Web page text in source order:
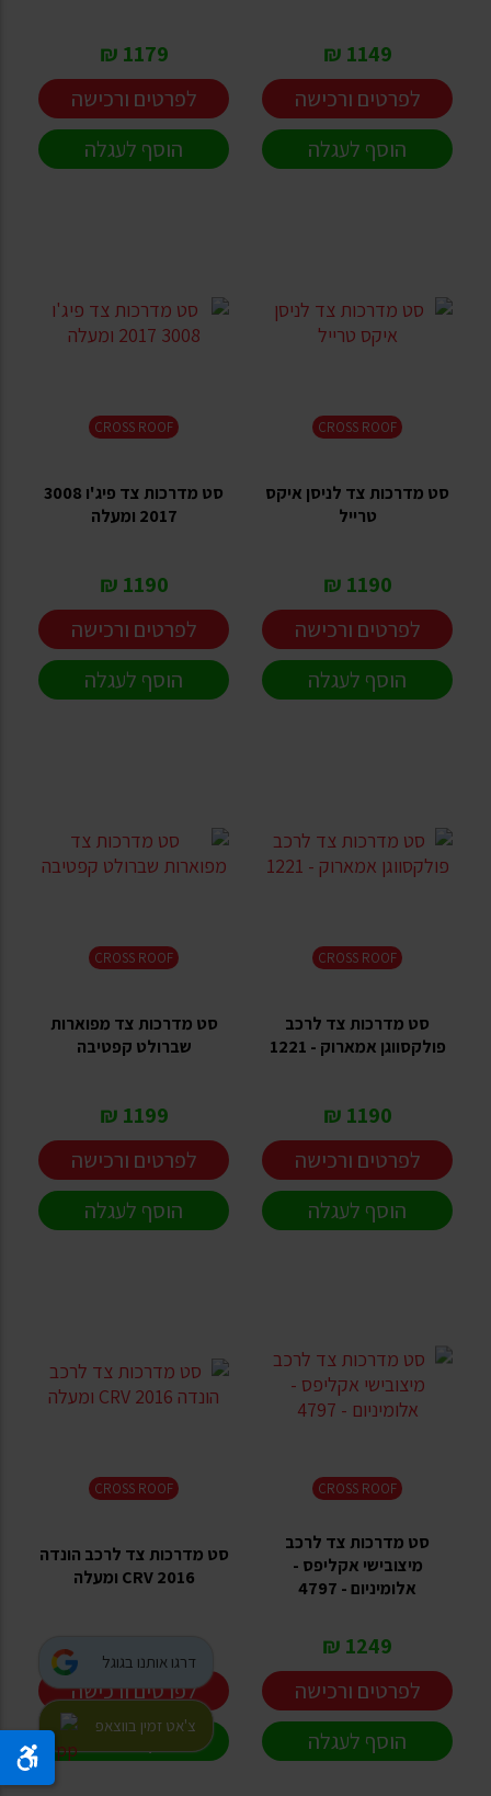
1149 ₪
לפרטים ורכישה
הוסף לעגלה
1179 ₪
לפרטים ורכישה
הוסף לעגלה
CROSS ROOF
סט מדרכות צד לניסן איקס
טרייל
1190 ₪
לפרטים ורכישה
הוסף לעגלה
CROSS ROOF
סט מדרכות צד פיג'ו 3008
2017 ומעלה
1190 ₪
לפרטים ורכישה
הוסף לעגלה
CROSS ROOF
סט מדרכות צד לרכב
פולקסווגן אמארוק - 1221
1190 ₪
לפרטים ורכישה
הוסף לעגלה
CROSS ROOF
סט מדרכות צד מפוארות
שברולט קפטיבה
1199 ₪
לפרטים ורכישה
הוסף לעגלה
CROSS ROOF
סט מדרכות צד לרכב
מיצובישי אקליפס -
אלומיניום - 4797
1249 ₪
לפרטים ורכישה
הוסף לעגלה
CROSS ROOF
סט מדרכות צד לרכב הונדה
CRV 2016 ומעלה
לפרטים ורכישה
הוסף לעגלה
דרגו אותנו בגוגל
צ'אט זמין בווצאפ